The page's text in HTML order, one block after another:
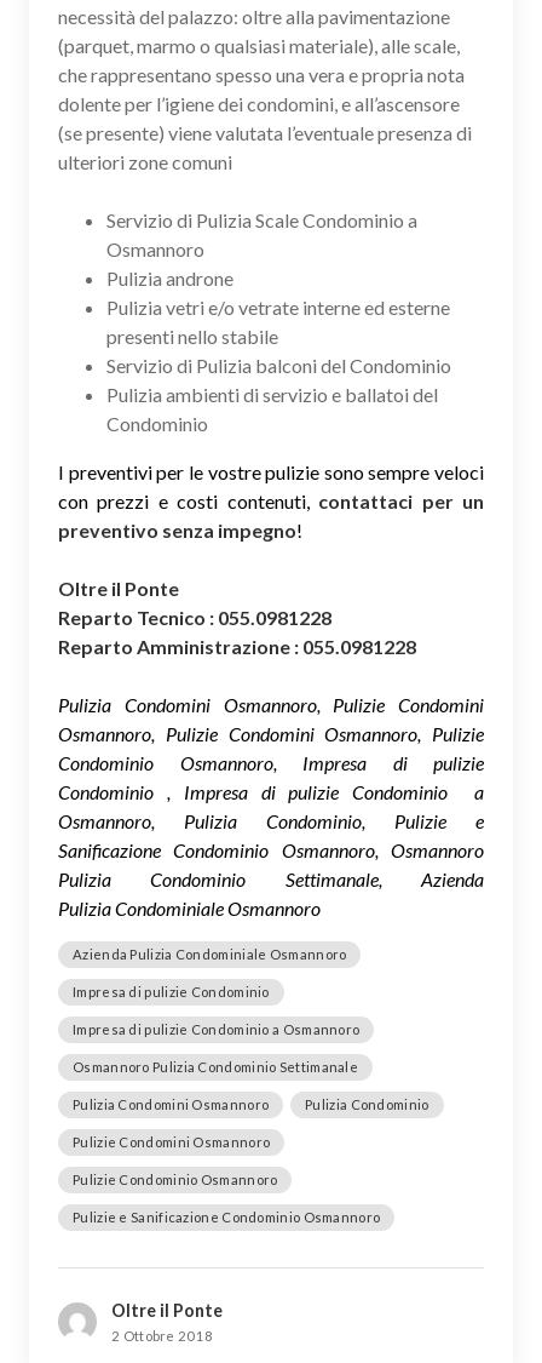
necessità del palazzo: oltre alla pavimentazione
(parquet, marmo o qualsiasi materiale), alle scale,
che rappresentano spesso una vera e propria nota
dolente per l’igiene dei condomini, e all’ascensore
(se presente) viene valutata l’eventuale presenza di
ulteriori zone comuni
Servizio di Pulizia Scale Condominio a
Osmannoro
Pulizia androne
Pulizia vetri e/o vetrate interne ed esterne
presenti nello stabile
Servizio di Pulizia balconi del Condominio
Pulizia ambienti di servizio e ballatoi del
Condominio
I preventivi per le vostre pulizie sono sempre veloci
con prezzi e costi contenuti, contattaci per un
preventivo senza impegno!
Oltre il Ponte
Reparto Tecnico : 055.0981228
Reparto Amministrazione : 055.0981228
Pulizia Condomini Osmannoro, Pulizie Condomini
Osmannoro, Pulizie Condomini Osmannoro, Pulizie
Condominio Osmannoro, Impresa di pulizie
Condominio , Impresa di pulizie Condominio a
Osmannoro, Pulizia Condominio, Pulizie e
Sanificazione Condominio Osmannoro, Osmannoro
Pulizia Condominio Settimanale, Azienda
Pulizia Condominiale Osmannoro
Azienda Pulizia Condominiale Osmannoro
Impresa di pulizie Condominio
Impresa di pulizie Condominio a Osmannoro
Osmannoro Pulizia Condominio Settimanale
Pulizia Condomini Osmannoro Pulizia Condominio
Pulizie Condomini Osmannoro
Pulizie Condominio Osmannoro
Pulizie e Sanificazione Condominio Osmannoro
Oltre il Ponte
2 Ottobre 2018